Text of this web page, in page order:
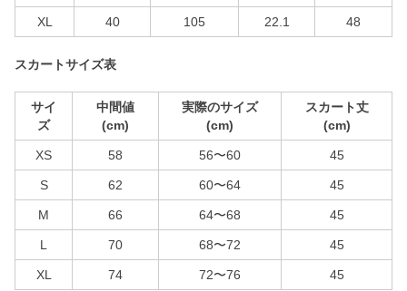
XL 40 105 22.1 48
スカートサイズ表
サイ
ズ
中間値
(cm)
実際のサイズ
(cm)
スカート丈
(cm)
XS 58 56〜60 45
S 62 60〜64 45
M 66 64〜68 45
L 70 68〜72 45
XL 74 72〜76 45